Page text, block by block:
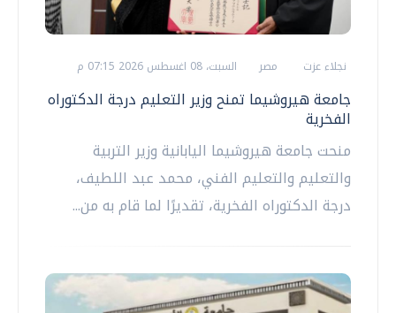
نجلاء عزت مصر السبت، 08 اغسطس 2026 07:15 م
جامعة هيروشيما تمنح وزير التعليم درجة الدكتوراه
الفخرية
منحت جامعة هيروشيما اليابانية وزير التربية
والتعليم والتعليم الفني، محمد عبد اللطيف،
درجة الدكتوراه الفخرية، تقديرًا لما قام به من...